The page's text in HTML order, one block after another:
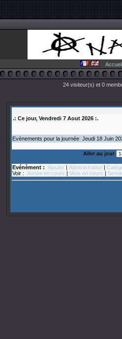
Accueil
24 visiteur(s) et 0
.: Ce jour, Vendredi 7 Aout 2026 :.
Evènements pour la journée: Jeudi 18 Juin
Aller au jour
Evénèment : Ajouter | Administration |
Voir : Année en cours | Mois en cours |